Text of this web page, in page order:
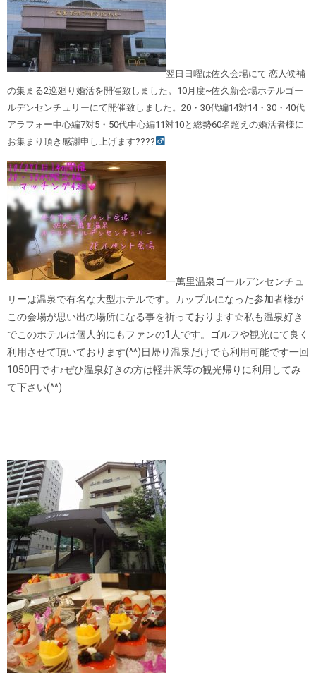
翌日日曜は佐久会場にて 恋人候補
の集まる2巡廻り婚活を開催致しました。10月度~佐久新会場ホテルゴー
ルデンセンチュリーにて開催致しました。20・30代編14対14・30・40代
アラフォー中心編7対5・50代中心編11対10と総勢60名超えの婚活者様に
お集まり頂き感謝申し上げます????‍
一萬里温泉ゴールデンセンチュ
リーは温泉で有名な大型ホテルです。カップルになった参加者様が
この会場が思い出の場所になる事を祈っております☆私も温泉好き
でこのホテルは個人的にもファンの1人です。ゴルフや観光にて良く
利用させて頂いております(^^)日帰り温泉だけでも利用可能です一回
1050円です♪ぜひ温泉好きの方は軽井沢等の観光帰りに利用してみ
て下さい(^^)